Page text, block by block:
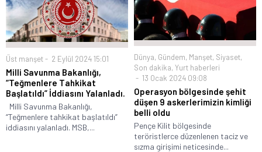
Üst manşet 2 Eylül 2024 15:01
Milli Savunma Bakanlığı,
“Teğmenlere Tahkikat
Başlatıldı” İddiasını Yalanladı.
Milli Savunma Bakanlığı,
“Teğmenlere tahkikat başlatıldı”
iddiasını yalanladı. MSB,...
Dünya, Gündem, Manşet, Siyaset,
Son dakika, Yurt haberleri
13 Ocak 2024 09:08
Operasyon bölgesinde şehit
düşen 9 askerlerimizin kimliği
belli oldu
Pençe Kilit bölgesinde
teröristlerce düzenlenen taciz ve
sızma girişimi neticesinde...